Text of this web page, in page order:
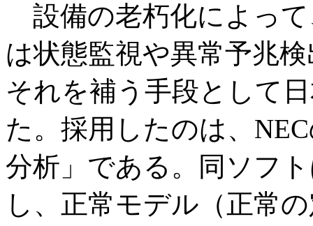
設備の老朽化によっ
は状態監視や異常予兆
それを補う手段として
た。採用したのは、
分析」である。同ソフ
し、正常モデル（正常